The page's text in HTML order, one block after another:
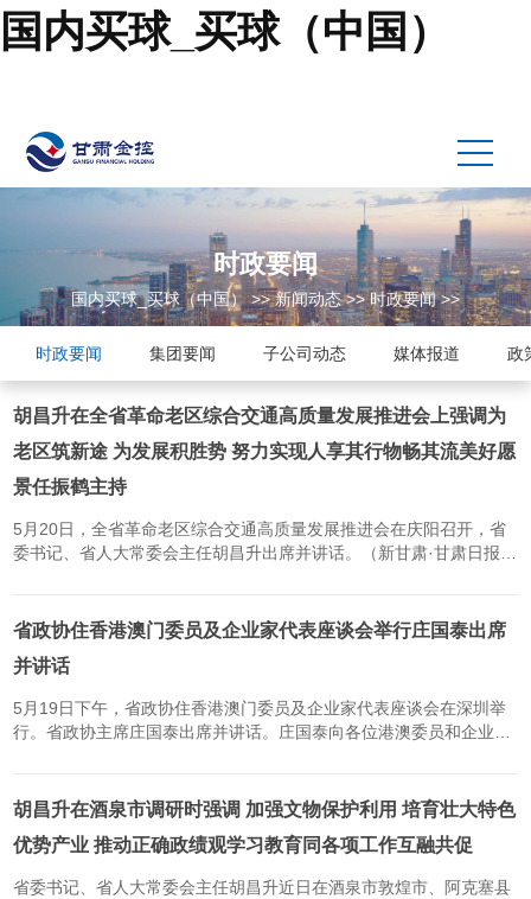
国内买球_买球（中国）
时政要闻
国内买球_买球（中国）>>新闻动态>>时政要闻>>
时政要闻 集团要闻 子公司动态 媒体报道 政
胡昌升在全省革命老区综合交通高质量发展推进会上强调为
老区筑新途 为发展积胜势 努力实现人享其行物畅其流美好愿
景任振鹤主持
5月20日，全省革命老区综合交通高质量发展推进会在庆阳召开，省
委书记、省人大常委会主任胡昌升出席并讲话。（新甘肃·甘肃日报记
阳召开，省委书记、省人大常委会主任胡昌升出席并讲话。他强调...
省政协住香港澳门委员及企业家代表座谈会举行庄国泰出席
并讲话
5月19日下午，省政协住香港澳门委员及企业家代表座谈会在深圳举
行。省政协主席庄国泰出席并讲话。庄国泰向各位港澳委员和企业家
来，省政协住香港、澳门委员和广大港澳企业家发挥自身专业、资...
胡昌升在酒泉市调研时强调 加强文物保护利用 培育壮大特色
优势产业 推动正确政绩观学习教育同各项工作互融共促
省委书记、省人大常委会主任胡昌升近日在酒泉市敦煌市、阿克塞县